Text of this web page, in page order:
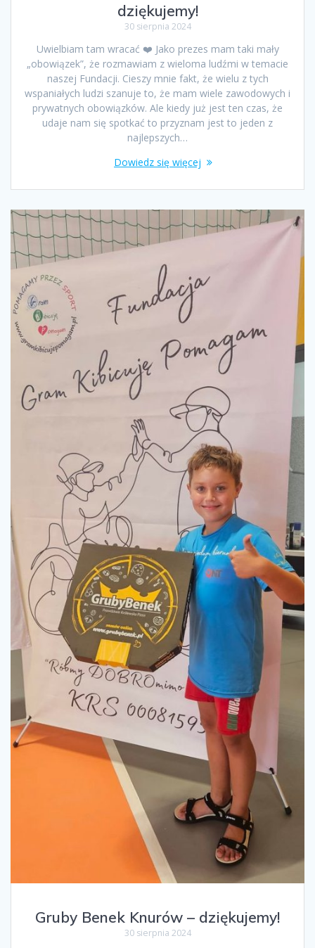
dziękujemy!
30 sierpnia 2024
Uwielbiam tam wracać ❤️ Jako prezes mam taki mały
„obowiązek”, że rozmawiam z wieloma ludźmi w temacie
naszej Fundacji. Cieszy mnie fakt, że wielu z tych
wspaniałych ludzi szanuje to, że mam wiele zawodowych i
prywatnych obowiązków. Ale kiedy już jest ten czas, że
udaje nam się spotkać to przyznam jest to jeden z
najlepszych…
Dowiedz się więcej
Gruby Benek Knurów – dziękujemy!
30 sierpnia 2024